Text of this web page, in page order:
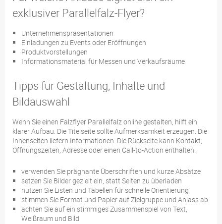
exklusiver Parallelfalz-Flyer?
Unternehmenspräsentationen
Einladungen zu Events oder Eröffnungen
Produktvorstellungen
Informationsmaterial für Messen und Verkaufsräume
Tipps für Gestaltung, Inhalte und
Bildauswahl
Wenn Sie einen Falzflyer Parallelfalz online gestalten, hilft ein
klarer Aufbau. Die Titelseite sollte Aufmerksamkeit erzeugen. Die
Innenseiten liefern Informationen. Die Rückseite kann Kontakt,
Öffnungszeiten, Adresse oder einen Call-to-Action enthalten.
verwenden Sie prägnante Überschriften und kurze Absätze
setzen Sie Bilder gezielt ein, statt Seiten zu überladen
nutzen Sie Listen und Tabellen für schnelle Orientierung
stimmen Sie Format und Papier auf Zielgruppe und Anlass ab
achten Sie auf ein stimmiges Zusammenspiel von Text,
Weißraum und Bild